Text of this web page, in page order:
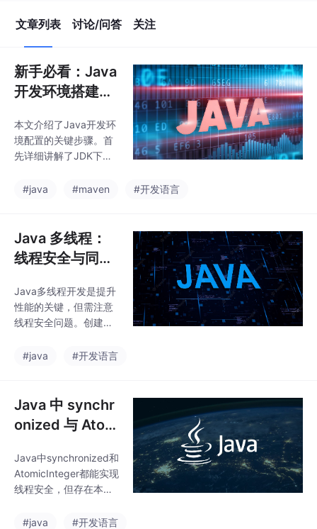
文章列表 讨论/问答 关注
新手必看：Java
开发环境搭建之
本文介绍了Java开发环
境配置的关键步骤。首
先详细讲解了JDK下载
JDK与OpenJDK的选
安装验证方法。接着重
点介绍了Maven的安装
配置，包括下载解压、
HOME)、settings.xml
文件的本地仓库路径配
置和阿里云镜像设置。
ows系统下配置步骤，
#java #maven #开发语言
Java 多线程：
线程安全与同步
Java多线程开发是提升
性能的关键，但需注意
线程安全问题。创建线
和实现Runnable接口两
共享资源访问时，可通
过synchronized关键字
实现同步控制，但过度
类如AtomicInteger基于
CAS算法，能提供更好
的并发性能。线程间通
()等方法实现。合理运
#java #开发语言
Java 中 synchr
onized 与 Atom
别
Java中synchronized和
AtomicInteger都能实现
线程安全，但存在本质
过对象锁实现独占访
#java #开发语言